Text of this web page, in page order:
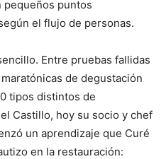
pequeños puntos
el flujo de personas.
Entre pruebas fallidas
de degustación
tipos distintos de
Castillo, hoy su socio y chef
un aprendizaje que Curé
en la restauración: